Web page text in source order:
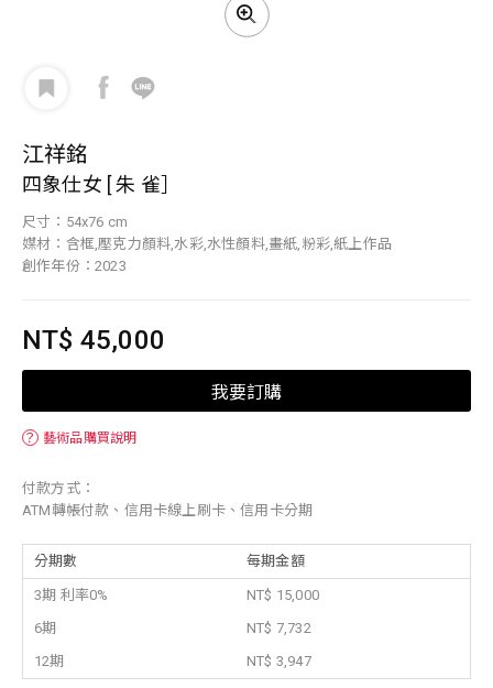
江祥銘
四象仕女 [ 朱 雀］
尺寸：54x76 cm
媒材：含框,壓克力顏料,水彩,水性顏料,畫紙,粉彩,紙上作品
創作年份：2023
NT$ 45,000
我要訂購
？ 藝術品購買說明
付款方式：
ATM轉帳付款、信用卡線上刷卡、信用卡分期
分期數 每期金額
3期 利率0%
NT$ 15,000
6期
NT$ 7,732
12期
NT$ 3,947